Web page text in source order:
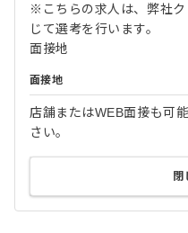
※こちらの求人は、弊社
じて選考を行います。
面接地
面接地
店舗またはWEB面接も可
さい。
閉